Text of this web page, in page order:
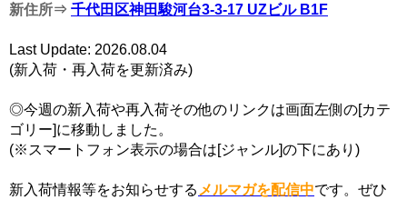
新住所⇒ 千代田区神田駿河台3-3-17 UZビル B1F
Last Update: 2026.08.04
(新入荷・再入荷を更新済み)
◎今週の新入荷や再入荷その他のリンクは画面左側の[カテ
ゴリー]に移動しました。
(※スマートフォン表示の場合は[ジャンル]の下にあり)
新入荷情報等をお知らせする メルマガを配信中です。ぜひ